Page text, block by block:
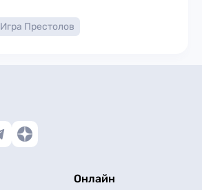
Игра Престолов
Онлайн